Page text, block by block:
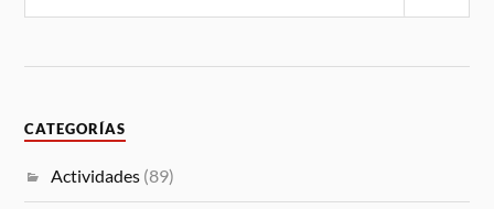
CATEGORÍAS
Actividades (89)